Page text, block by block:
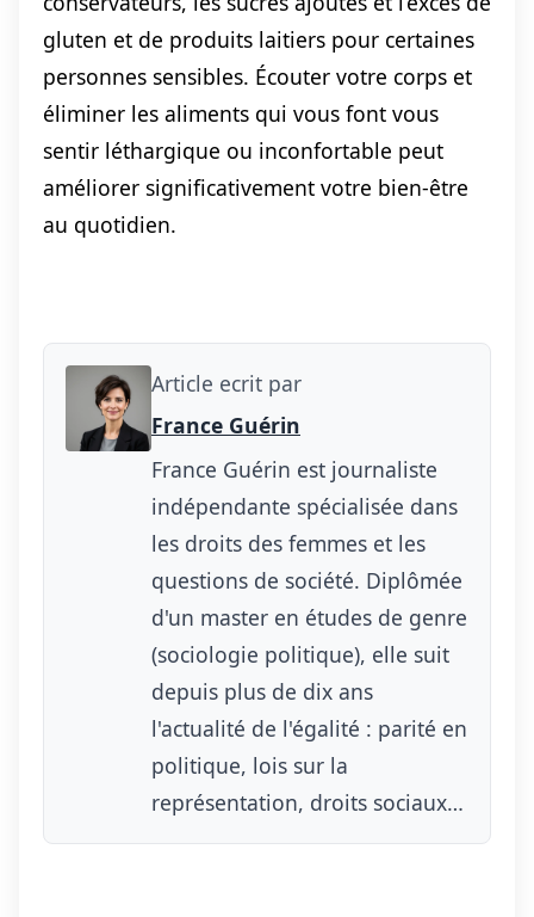
gluten et de produits laitiers pour certaines
personnes sensibles. Écouter votre corps et
éliminer les aliments qui vous font vous
sentir léthargique ou inconfortable peut
améliorer significativement votre bien-être
au quotidien.
Article ecrit par
France Guérin
France Guérin est journaliste
indépendante spécialisée dans
les droits des femmes et les
questions de société. Diplômée
d'un master en études de genre
(sociologie politique), elle suit
depuis plus de dix ans
l'actualité de l'égalité : parité en
politique, lois sur la
représentation, droits sociaux…